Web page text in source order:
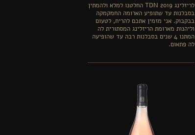
לריזלינג TDN 2019 החלטנו למלא ולהמתין
בסבלנות עד שתופיע הארומה החמקמקה
בבקבוק. אני מזמין אתכם להריח, לטעום
וליהנות מארומת הריזלינג המסתורית לה
המתנו 4 שנים בסבלנות רבה עד שהופיעה
לה פתאום.